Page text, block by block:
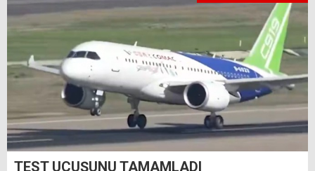
TEST UÇUŞUNU TAMAMLADI